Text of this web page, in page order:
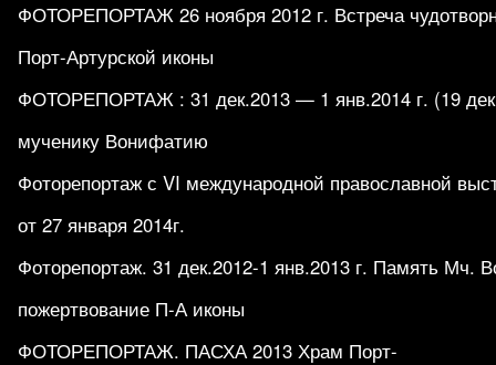
ФОТОРЕПОРТАЖ 26 ноября 2012 г. Встреча
Порт-Артурской иконы
ФОТОРЕПОРТАЖ : 31 дек.2013 — 1 янв.2014 г. (19
мученику Вонифатию
Фоторепортаж с VI международной православной
от 27 января 2014г.
Фоторепортаж. 31 дек.2012-1 янв.2013 г. Память Мч.
пожертвование П-А иконы
ФОТОРЕПОРТАЖ. ПАСХА 2013 Храм Порт-